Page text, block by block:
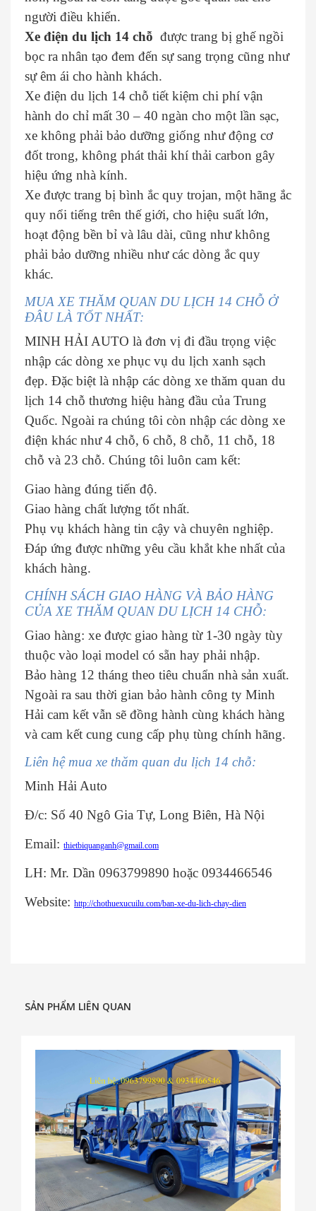
người điều khiển.
Xe điện du lịch 14 chỗ được trang bị ghế ngồi
bọc ra nhân tạo đem đến sự sang trọng cũng như
sự êm ái cho hành khách.
Xe điện du lịch 14 chỗ tiết kiệm chi phí vận
hành do chỉ mất 30 – 40 ngàn cho một lần sạc,
xe không phải bảo dưỡng giống như động cơ
đốt trong, không phát thải khí thải carbon gây
hiệu ứng nhà kính.
Xe được trang bị bình ắc quy trojan, một hãng ắc
quy nổi tiếng trên thế giới, cho hiệu suất lớn,
hoạt động bền bỉ và lâu dài, cũng như không
phải bảo dưỡng nhiều như các dòng ắc quy
khác.
MUA XE THĂM QUAN DU LỊCH 14 CHỖ Ở
ĐÂU LÀ TỐT NHẤT:
MINH HẢI AUTO là đơn vị đi đầu trọng việc
nhập các dòng xe phục vụ du lịch xanh sạch
đẹp. Đặc biệt là nhập các dòng xe thăm quan du
lịch 14 chỗ thương hiệu hàng đầu của Trung
Quốc. Ngoài ra chúng tôi còn nhập các dòng xe
điện khác như 4 chỗ, 6 chỗ, 8 chỗ, 11 chỗ, 18
chỗ và 23 chỗ. Chúng tôi luôn cam kết:
Giao hàng đúng tiến độ.
Giao hàng chất lượng tốt nhất.
Phụ vụ khách hàng tin cậy và chuyên nghiệp.
Đáp ứng được những yêu cầu khắt khe nhất của
khách hàng.
CHÍNH SÁCH GIAO HÀNG VÀ BẢO HÀNG
CỦA XE THĂM QUAN DU LỊCH 14 CHỖ:
Giao hàng: xe được giao hàng từ 1-30 ngày tùy
thuộc vào loại model có sẵn hay phải nhập.
Bảo hàng 12 tháng theo tiêu chuẩn nhà sản xuất.
Ngoài ra sau thời gian bảo hành công ty Minh
Hải cam kết vẫn sẽ đồng hành cùng khách hàng
và cam kết cung cung cấp phụ tùng chính hãng.
Liên hệ mua xe thăm quan du lịch 14 chỗ:
Minh Hải Auto
Đ/c: Số 40 Ngô Gia Tự, Long Biên, Hà Nội
Email: thietbiquanganh@gmail.com
LH: Mr. Dần 0963799890 hoặc 0934466546
Website: http://chothuexucuilu.com/ban-xe-du-lich-chay-dien
SẢN PHẨM LIÊN QUAN